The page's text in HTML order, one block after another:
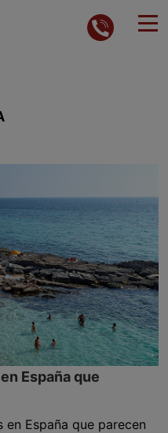
España que
en España que parecen